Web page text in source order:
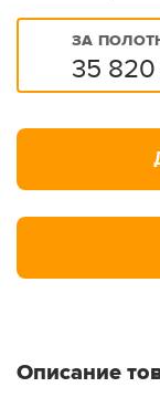
ЗА
35 820
Описание